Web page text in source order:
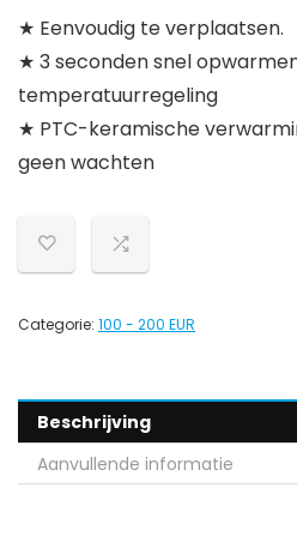
★ Eenvoudig te verplaatsen.
★ 3 seconden snel
temperatuurregeling
★ PTC-keramische
geen wachten
Categorie: 100 - 200 EUR
Beschrijving
Aanvullende informatie